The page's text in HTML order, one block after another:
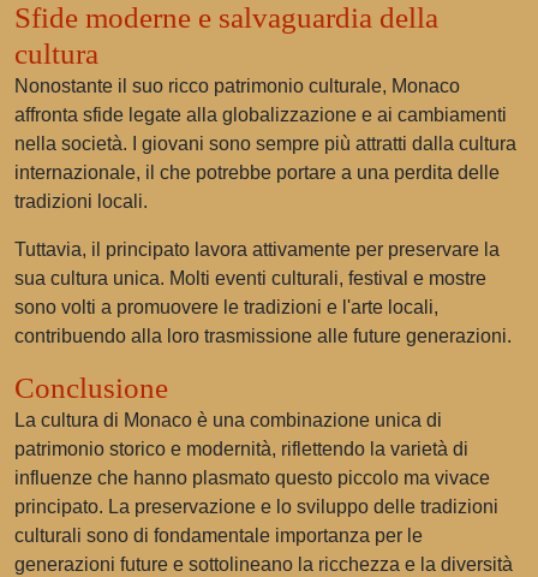
Sfide moderne e salvaguardia della
cultura
Nonostante il suo ricco patrimonio culturale, Monaco
affronta sfide legate alla globalizzazione e ai cambiamenti
nella società. I giovani sono sempre più attratti dalla cultura
internazionale, il che potrebbe portare a una perdita delle
tradizioni locali.
Tuttavia, il principato lavora attivamente per preservare la
sua cultura unica. Molti eventi culturali, festival e mostre
sono volti a promuovere le tradizioni e l'arte locali,
contribuendo alla loro trasmissione alle future generazioni.
Conclusione
La cultura di Monaco è una combinazione unica di
patrimonio storico e modernità, riflettendo la varietà di
influenze che hanno plasmato questo piccolo ma vivace
principato. La preservazione e lo sviluppo delle tradizioni
culturali sono di fondamentale importanza per le
generazioni future e sottolineano la ricchezza e la diversità